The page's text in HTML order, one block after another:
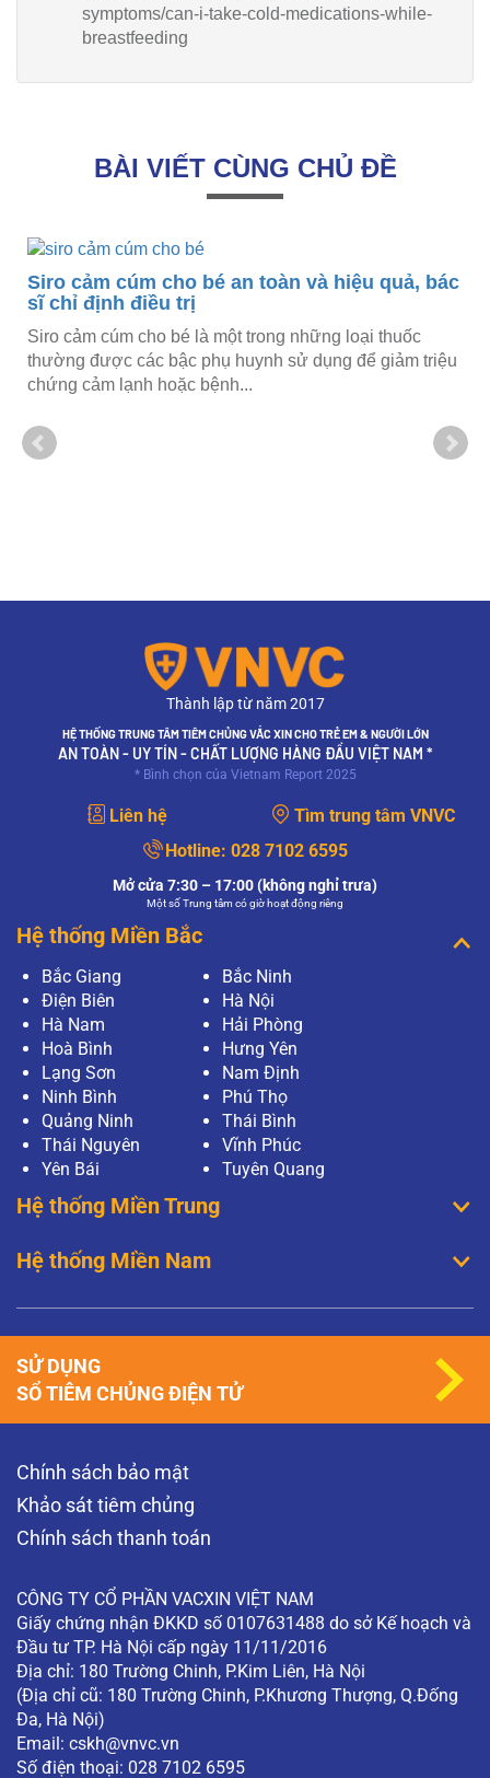
symptoms/can-i-take-cold-medications-while-
breastfeeding
BÀI VIẾT CÙNG CHỦ ĐỀ
bé an toàn và hiệu quả, bác
là một trong những loại thuốc
phụ huynh sử dụng để giảm triệu
bệnh...
Thành lập từ năm 2017
HỆ THỐNG TRUNG TÂM TIÊM CHỦNG VẮC XIN CHO TRẺ EM & NGƯỜI LỚN
AN TOÀN - UY TÍN - CHẤT LƯỢNG HÀNG ĐẦU VIỆT NAM *
* Bình chọn của Vietnam Report 2025
Liên hệ
Tìm trung tâm VNVC
Hotline: 028 7102 6595
Mở cửa 7:30 – 17:00 (không nghỉ trưa)
Một số Trung tâm có giờ hoạt động riêng
Hệ thống Miền Bắc
Bắc Giang
Bắc Ninh
Điện Biên
Hà Nội
Hà Nam
Hải Phòng
Hoà Bình
Hưng Yên
Lạng Sơn
Nam Định
Ninh Bình
Phú Thọ
Quảng Ninh
Thái Bình
Thái Nguyên
Vĩnh Phúc
Yên Bái
Tuyên Quang
Hệ thống Miền Trung
Hệ thống Miền Nam
Chính sách bảo mật
Khảo sát tiêm chủng
Chính sách thanh toán
CÔNG TY CỔ PHẦN VACXIN VIỆT NAM
Giấy chứng nhận ĐKKD số 0107631488 do sở Kế hoạch và
Đầu tư TP. Hà Nội cấp ngày 11/11/2016
Địa chỉ: 180 Trường Chinh, P.Kim Liên, Hà Nội
(Địa chỉ cũ: 180 Trường Chinh, P.Khương Thượng, Q.Đống
Đa, Hà Nội)
Email: cskh@vnvc.vn
Số điện thoại: 028 7102 6595
SỬ DỤNG
SỔ TIÊM CHỦNG ĐIỆN TỬ